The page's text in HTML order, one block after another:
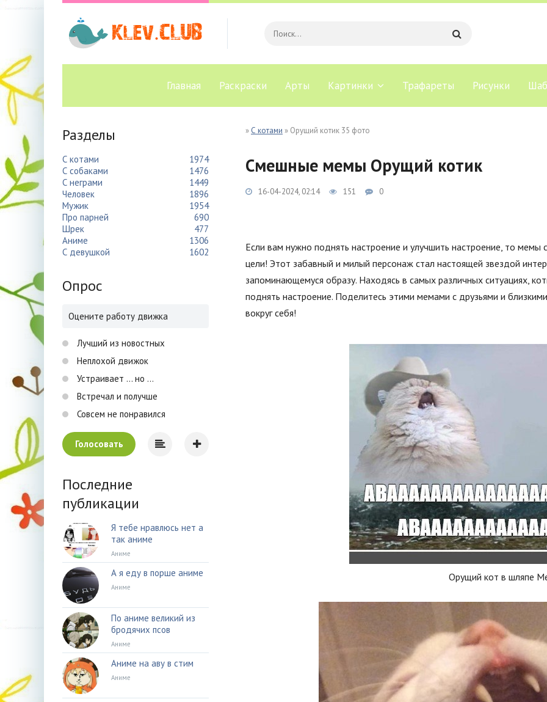
Главная Раскраски Арты Картинки Трафареты Рисунки
» С котами » Орущий котик 35 фото
Смешные мемы Орущий котик
16-04-2024, 02:14 151 0
Если вам нужно поднять настроение и улучшить настроение, то
цели! Этот забавный и милый персонаж стал настоящей звездой
запоминающемуся образу. Находясь в самых различных ситуациях,
поднять настроение. Поделитесь этими мемами с друзьями и
вокруг себя!
Орущий кот в шляпе
Разделы
С котами
1974
С собаками
1476
С неграми
1449
Человек
1896
Мужик
1954
Про парней
690
Шрек
477
Аниме
1306
С девушкой
1602
Опрос
Оцените работу движка
Лучший из новостных
Неплохой движок
Устраивает ... но ...
Встречал и получше
Совсем не понравился
Голосовать
Последние
публикации
Я тебе нравлюсь нет а
так аниме
Аниме
А я еду в порше аниме
Аниме
По аниме великий из
бродячих псов
Аниме
Аниме на аву в стим
Аниме